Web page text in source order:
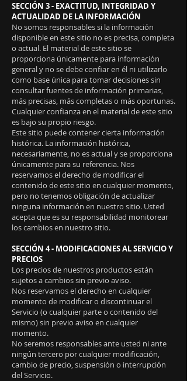
SECCIÓN 3 - EXACTITUD, INTEGRIDAD Y
ACTUALIDAD DE LA INFORMACIÓN
No somos responsables si la información
disponible en este sitio no es precisa, completa
o actual. El material de este sitio se
proporciona únicamente para información
general y no se debe confiar en él ni utilizarlo
como base única para tomar decisiones sin
consultar fuentes de información primarias,
más precisas, más completas o más oportunas.
Cualquier confianza en el material de este sitio
es bajo su propio riesgo.
Este sitio puede contener cierta información
histórica. La información histórica,
necesariamente, no es actual y se proporciona
únicamente para su referencia. Nos
reservamos el derecho de modificar el
contenido de este sitio en cualquier momento,
pero no tenemos obligación de actualizar
ninguna información en nuestro sitio. Usted
acepta que es su responsabilidad monitorear
los cambios en nuestro sitio.
SECCIÓN 4 - MODIFICACIONES AL SERVICIO Y
PRECIOS
Los precios de nuestros productos están
sujetos a cambios sin previo aviso.
Nos reservamos el derecho en cualquier
momento de modificar o discontinuar el
Servicio (o cualquier parte o contenido del
mismo) sin previo aviso en cualquier
momento.
No seremos responsables ante usted ni ante
ningún tercero por cualquier modificación,
cambio de precio, suspensión o interrupción
del Servicio.